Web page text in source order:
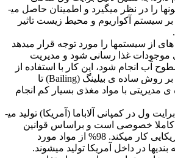
جزییات فرمولاسیون­ها را در نظر می­گیرد و اطمینان حاصل می­
سیستم آکواریوم و محیط زیست تاثیر
از سیستم­ها را مورد توجه قرار می­دهد
موجودات غذا رسانی شود و مدیریت
آب انجام شود، این کار با استفاده از
سیستم­های مبتنی بر روش ساده ­ی بیلینگ (Bailing) تا
مدیریتی با مواد مغذی بسیار کم انجام
تمامی محصولات برایت ول در کمپانی آلاباما (آمریکا) تولید می­
کاملا خصوصی است و براساس قوانین
سفت و سخت آمریکایی کار می­کند. 98% از مواد مورد
­بندی­ها در داخل آمریکا تولید می­شوند.